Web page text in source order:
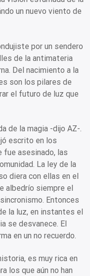
un nuevo viento de
por un sendero
de la antimateria
Del nacimiento a la
son los pilares de
el futuro de luz que
de la magia -dijo AZ-.
escrito en los
fue asesinado, las
La ley de la
diera con ellas en el
albedrío siempre el
Entonces
la luz, en instantes el
se desvanece. El
en un no recuerdo.
es muy rica en
los que aún no han